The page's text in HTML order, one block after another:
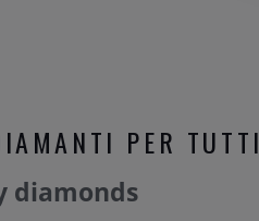
PER TUTTI
diamonds